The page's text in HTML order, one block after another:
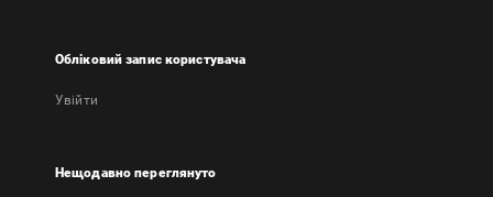
Обліковий запис користувача
Увійти
Нещодавно переглянуто